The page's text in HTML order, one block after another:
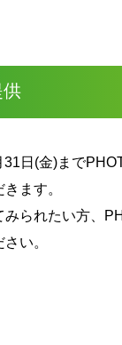
供
日(金)まで
ます。
られたい方、
い。